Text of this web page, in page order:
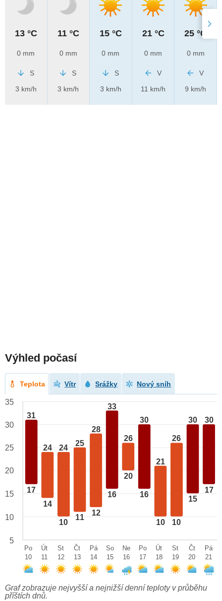
13 °C
0 mm
S
3 km/h
11 °C
0 mm
S
3 km/h
15 °C
0 mm
S
3 km/h
21 °C
0 mm
V
11 km/h
25 °C
0 mm
V
9 km/h
Výhled počasí
Teplota Vítr Srážky Nový sníh
31
17
24
14
24
10
25
11
28
12
33
16
26
20
30
16
21
10
26
10
30
15
30
17
35
30
25
20
15
10
5
Po
10
Út
11
St
12
Čt
13
Pá
14
So
15
Ne
16
Po
17
Út
18
St
19
Čt
20
Pá
21
Graf zobrazuje nejvyšší a nejnižší denní teploty v průběhu
příštích dnů.